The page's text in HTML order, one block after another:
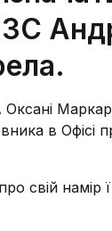
в Офісі
свій намір